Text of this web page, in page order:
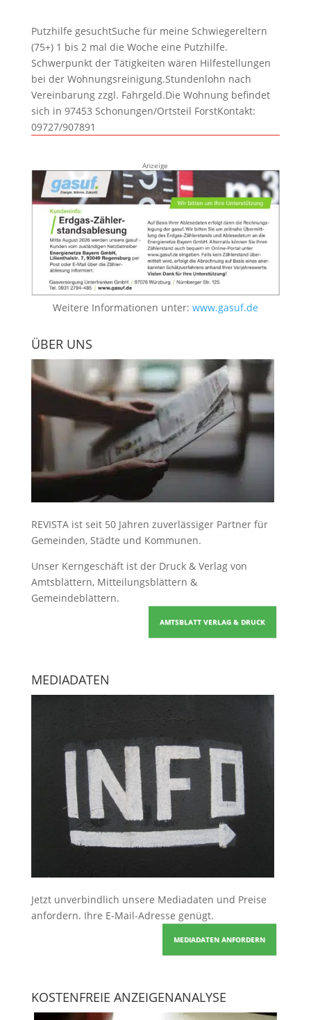
Putzhilfe gesuchtSuche für meine Schwiegereltern
(75+) 1 bis 2 mal die Woche eine Putzhilfe.
Schwerpunkt der Tätigkeiten wären Hilfestellungen
bei der Wohnungsreinigung.Stundenlohn nach
Vereinbarung zzgl. Fahrgeld.Die Wohnung befindet
sich in 97453 Schonungen/Ortsteil ForstKontakt:
09727/907891
Anzeige
Weitere Informationen unter: www.gasuf.de
ÜBER UNS
REVISTA ist seit 50 Jahren zuverlässiger Partner für
Gemeinden, Städte und Kommunen.
Unser Kerngeschäft ist der Druck & Verlag von
Amtsblättern, Mitteilungsblättern &
Gemeindeblättern.
AMTSBLATT VERLAG & DRUCK
MEDIADATEN
Jetzt unverbindlich unsere Mediadaten und Preise
anfordern. Ihre E-Mail-Adresse genügt.
MEDIADATEN ANFORDERN
KOSTENFREIE ANZEIGENANALYSE